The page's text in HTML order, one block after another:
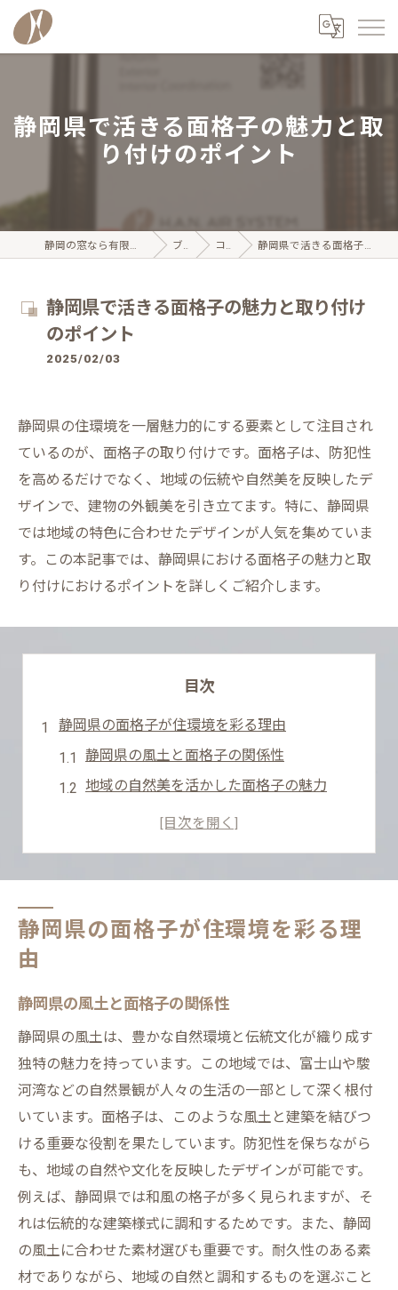
静岡県で活きる面格子の魅力と取
り付けのポイント
静岡の窓なら有限会社ハンエアーシステム ブログ コラム 静岡県で活きる面格子の魅力と取り付けのポイント
静岡県で活きる面格子の魅力と取り付け
のポイント
2025/02/03
静岡県の住環境を一層魅力的にする要素として注目され
ているのが、面格子の取り付けです。面格子は、防犯性
を高めるだけでなく、地域の伝統や自然美を反映したデ
ザインで、建物の外観美を引き立てます。特に、静岡県
では地域の特色に合わせたデザインが人気を集めていま
す。この本記事では、静岡県における面格子の魅力と取
り付けにおけるポイントを詳しくご紹介します。
目次
静岡県の面格子が住環境を彩る理由
静岡県の風土と面格子の関係性
地域の自然美を活かした面格子の魅力
地域密着型の面格子デザインとは
静岡県における面格子の文化的背景
地域の魅力を引き立てる面格子のデザイン選び
自然素材を用いた面格子の選択肢
面格子デザインにおける地域性の重要性
面格子の色選びで地域の美観を強化
静岡の町並みに調和する面格子の選び方
面格子で表現する地域固有の美意識
面格子で防犯性と美観を両立する方法
安心安全な面格子選びの基準
デザイン性と防犯機能を兼ね備えた面格子
面格子の取り付け位置と防犯効果の関係
静岡県で人気の防犯面格子とは
静岡県の面格子が住環境を彩る理
由
静岡県の風土と面格子の関係性
静岡県の風土は、豊かな自然環境と伝統文化が織り成す
独特の魅力を持っています。この地域では、富士山や駿
河湾などの自然景観が人々の生活の一部として深く根付
いています。面格子は、このような風土と建築を結びつ
ける重要な役割を果たしています。防犯性を保ちながら
も、地域の自然や文化を反映したデザインが可能です。
例えば、静岡県では和風の格子が多く見られますが、そ
れは伝統的な建築様式に調和するためです。また、静岡
の風土に合わせた素材選びも重要です。耐久性のある素
材でありながら、地域の自然と調和するものを選ぶこと